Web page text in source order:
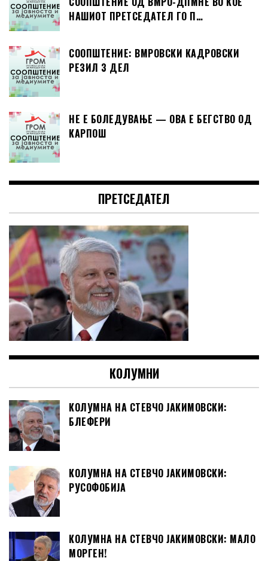
НАШИОТ ПРЕТСЕДАТЕЛ ГО П…
СООПШТЕНИЕ: ВМРОВСКИ КАДРОВСКИ
РЕЗИЛ 3 ДЕЛ
НЕ Е БОЛЕДУВАЊЕ — ОВА Е БЕГСТВО ОД
КАРПОШ
ПРЕТСЕДАТЕЛ
КОЛУМНИ
КОЛУМНА НА СТЕВЧО ЈАКИМОВСКИ:
БЛЕФЕРИ
КОЛУМНА НА СТЕВЧО ЈАКИМОВСКИ:
РУСОФОБИЈА
КОЛУМНА НА СТЕВЧО ЈАКИМОВСКИ: МАЛО
МОРГЕН!